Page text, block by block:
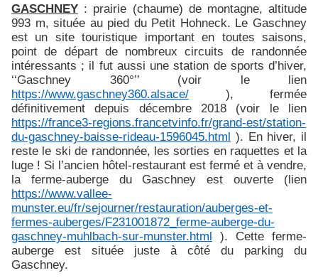
GASCHNEY : prairie (chaume) de montagne, altitude
993 m, située au pied du Petit Hohneck. Le Gaschney
est un site touristique important en toutes saisons,
point de départ de nombreux circuits de randonnée
intéressants ; il fut aussi une station de sports d’hiver,
‘‘Gaschney 360°’’ (voir le lien
https://www.gaschney360.alsace/ ), fermée
définitivement depuis décembre 2018 (voir le lien
https://france3-regions.francetvinfo.fr/grand-est/station-
du-gaschney-baisse-rideau-1596045.html ). En hiver, il
reste le ski de randonnée, les sorties en raquettes et la
luge ! Si l’ancien hôtel-restaurant est fermé et à vendre,
la ferme-auberge du Gaschney est ouverte (lien
https://www.vallee-
munster.eu/fr/sejourner/restauration/auberges-et-
fermes-auberges/F231001872_ferme-auberge-du-
gaschney-muhlbach-sur-munster.html ). Cette ferme-
auberge est située juste à côté du parking du
Gaschney.